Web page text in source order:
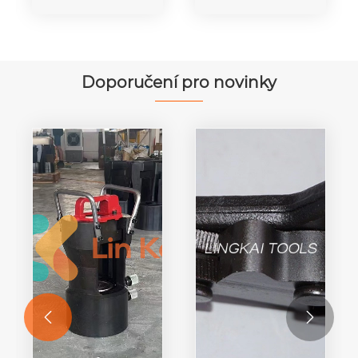
Doporučení pro novinky
 